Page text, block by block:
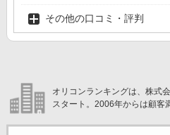
その他の口コミ・評判
オリコンランキングは、株式
スタート。2006年からは顧客